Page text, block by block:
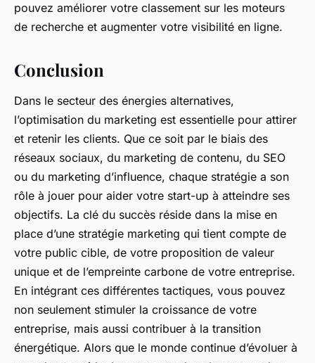
pouvez améliorer votre classement sur les moteurs
de recherche et augmenter votre visibilité en ligne.
Conclusion
Dans le secteur des énergies alternatives,
l’optimisation du marketing est essentielle pour attirer
et retenir les clients. Que ce soit par le biais des
réseaux sociaux, du marketing de contenu, du SEO
ou du marketing d’influence, chaque stratégie a son
rôle à jouer pour aider votre start-up à atteindre ses
objectifs. La clé du succès réside dans la mise en
place d’une stratégie marketing qui tient compte de
votre public cible, de votre proposition de valeur
unique et de l’empreinte carbone de votre entreprise.
En intégrant ces différentes tactiques, vous pouvez
non seulement stimuler la croissance de votre
entreprise, mais aussi contribuer à la transition
énergétique. Alors que le monde continue d’évoluer à